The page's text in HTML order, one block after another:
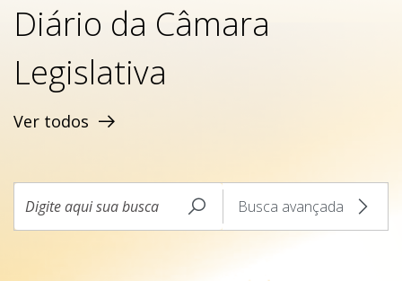
Diário da Câmara
Legislativa
Ver todos
Busca avançada